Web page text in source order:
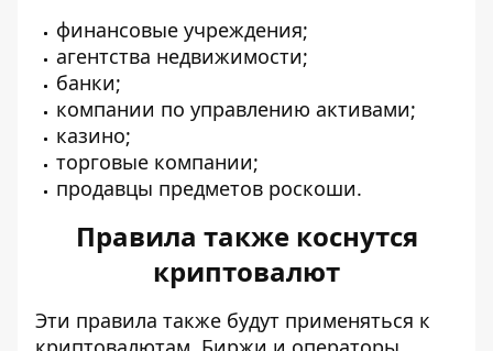
финансовые учреждения;
агентства недвижимости;
банки;
компании по управлению активами;
казино;
торговые компании;
продавцы предметов роскоши.
Правила также коснутся
криптовалют
Эти правила также будут применяться к